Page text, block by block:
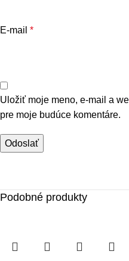
E-mail *
Uložiť moje meno, e-mail a
pre moje budúce komentáre.
Podobné produkty